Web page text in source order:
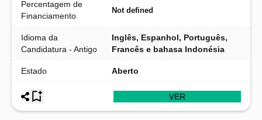
Percentagem de
Financiamento
Not defined
Idioma da
Candidatura - Antigo
Inglês, Espanhol, Português,
Francês e bahasa Indonésia
Estado Aberto
VER